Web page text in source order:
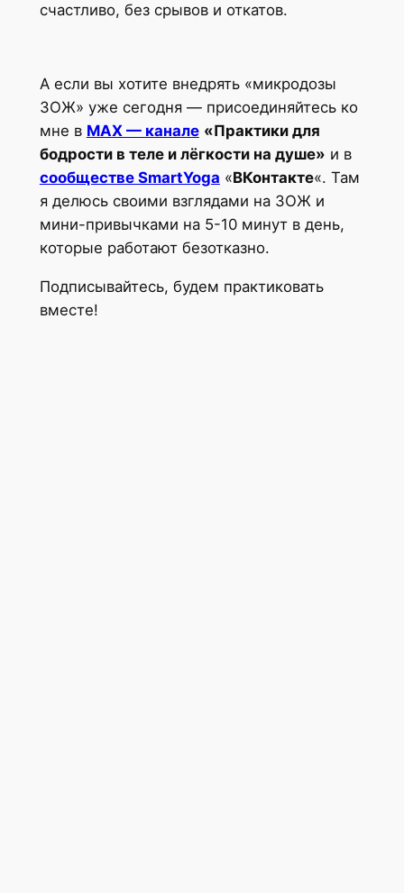
счастливо, без срывов и откатов.
А если вы хотите внедрять «микродозы
ЗОЖ» уже сегодня — присоединяйтесь ко
мне в MAX — канале «Практики для
бодрости в теле и лёгкости на душе» и в
сообществе SmartYoga «ВКонтакте«. Там
я делюсь своими взглядами на ЗОЖ и
мини-привычками на 5-10 минут в день,
которые работают безотказно.
Подписывайтесь, будем практиковать
вместе!